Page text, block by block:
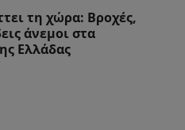
τη χώρα: Βροχές,
άνεμοι στα
Ελλάδας